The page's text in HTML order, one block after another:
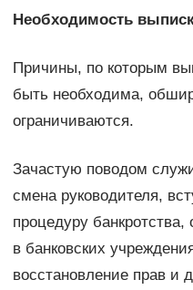
Необходимость
Причины, по которым
быть необходима,
ограничиваются.
Зачастую поводом
смена руководителя,
процедуру банкротства,
в банковских
восстановление прав и